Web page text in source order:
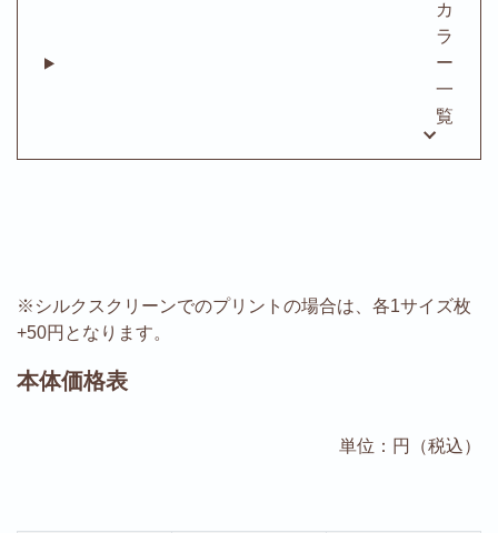
カ
ラ
ー
一
覧
※シルクスクリーンでのプリントの場合は、各1サイズ枚
+50円となります。
本体価格表
単位：円（税込）